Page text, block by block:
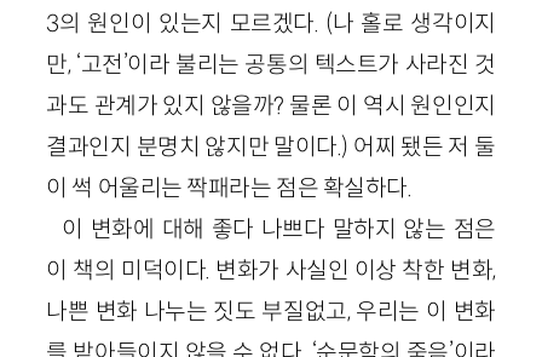
3의 원인이 있는지 모르겠다. (나 홀로 생각이지
만, ‘고전’이라 불리는 공통의 텍스트가 사라진 것
과도 관계가 있지 않을까? 물론 이 역시 원인인지
결과인지 분명치 않지만 말이다.) 어찌 됐든 저 둘
이 썩 어울리는 짝패라는 점은 확실하다.
이 변화에 대해 좋다 나쁘다 말하지 않는 점은
이 책의 미덕이다. 변화가 사실인 이상 착한 변화,
나쁜 변화 나누는 짓도 부질없고, 우리는 이 변화